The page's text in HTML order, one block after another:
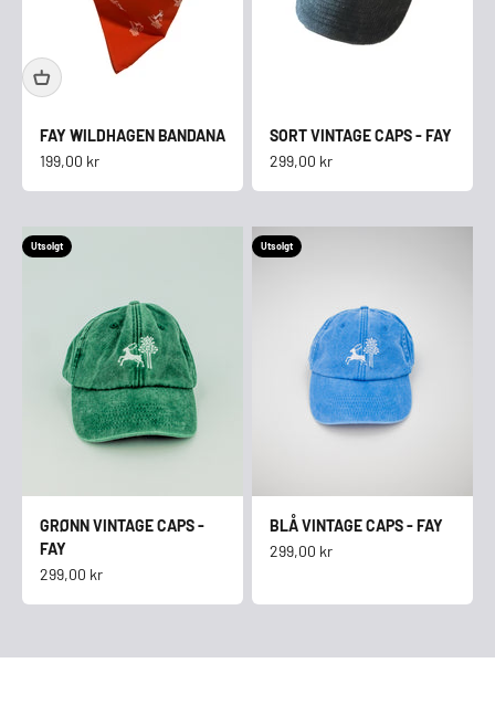
FAY WILDHAGEN BANDANA
Salgspris
199,00 kr
SORT VINTAGE CAPS - FAY
Salgspris
299,00 kr
Utsolgt
GRØNN VINTAGE CAPS -
FAY
Salgspris
299,00 kr
Utsolgt
BLÅ VINTAGE CAPS - FAY
Salgspris
299,00 kr